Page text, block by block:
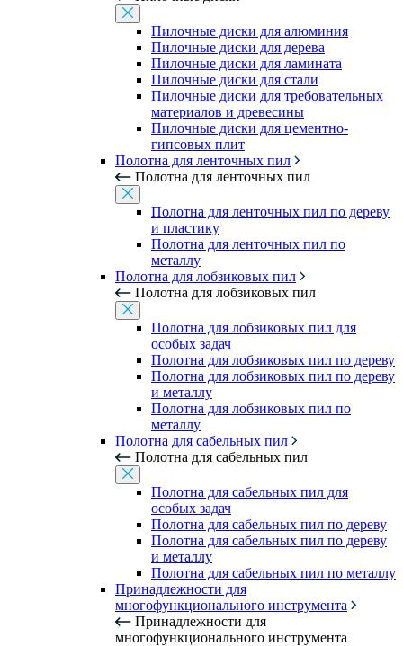
Пилочные диски для алюминия
Пилочные диски для дерева
Пилочные диски для ламината
Пилочные диски для стали
Пилочные диски для требовательных
материалов и древесины
Пилочные диски для цементно-
гипсовых плит
Полотна для ленточных пил
Полотна для ленточных пил
Полотна для ленточных пил по дереву
и пластику
Полотна для ленточных пил по
металлу
Полотна для лобзиковых пил
Полотна для лобзиковых пил
Полотна для лобзиковых пил для
особых задач
Полотна для лобзиковых пил по дереву
Полотна для лобзиковых пил по дереву
и металлу
Полотна для лобзиковых пил по
металлу
Полотна для сабельных пил
Полотна для сабельных пил
Полотна для сабельных пил для
особых задач
Полотна для сабельных пил по дереву
Полотна для сабельных пил по дереву
и металлу
Полотна для сабельных пил по металлу
Принадлежности для
многофункционального инструмента
Принадлежности для
многофункционального инструмента